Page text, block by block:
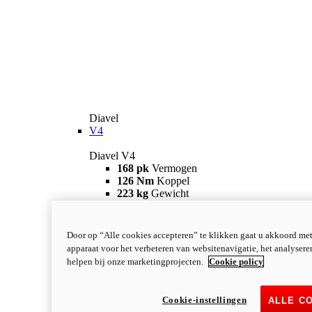
Diavel
V4
Diavel V4
168 pk Vermogen
126 Nm Koppel
223 kg Gewicht
newV4 RS
Diavel V4 RS
182 pkVERMOGEN
i
Door op “Alle cookies accepteren” te klikken gaat u akkoord
apparaat voor het verbeteren van websitenavigatie, het
helpen bij onze marketingprojecten.
Cookie policy
ALLE
Cookie-instellingen